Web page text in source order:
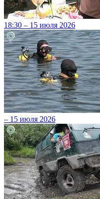
18:30 – 15 июля 2026
– 15 июля 2026